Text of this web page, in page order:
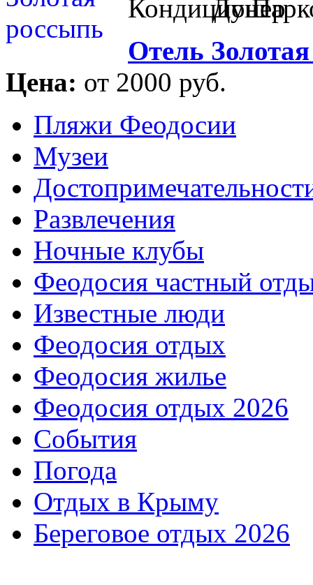
Отель
Цена: от 2000 руб.
Пляжи Феодосии
Музеи
Развлечения
Ночные клубы
Феодосия частный
Известные люди
Феодосия отдых
Феодосия жилье
Феодосия отдых 2026
События
Погода
Отдых в Крыму
Береговое отдых 2026